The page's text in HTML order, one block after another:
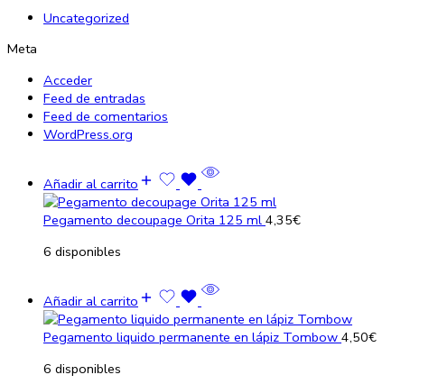
Uncategorized
Meta
Acceder
Feed de entradas
Feed de comentarios
WordPress.org
Añadir al carrito
Pegamento decoupage Orita 125 ml 4,35€
6 disponibles
Añadir al carrito
Pegamento liquido permanente en lápiz Tombow 4,50€
6 disponibles